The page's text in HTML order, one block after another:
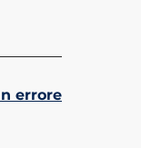
errore